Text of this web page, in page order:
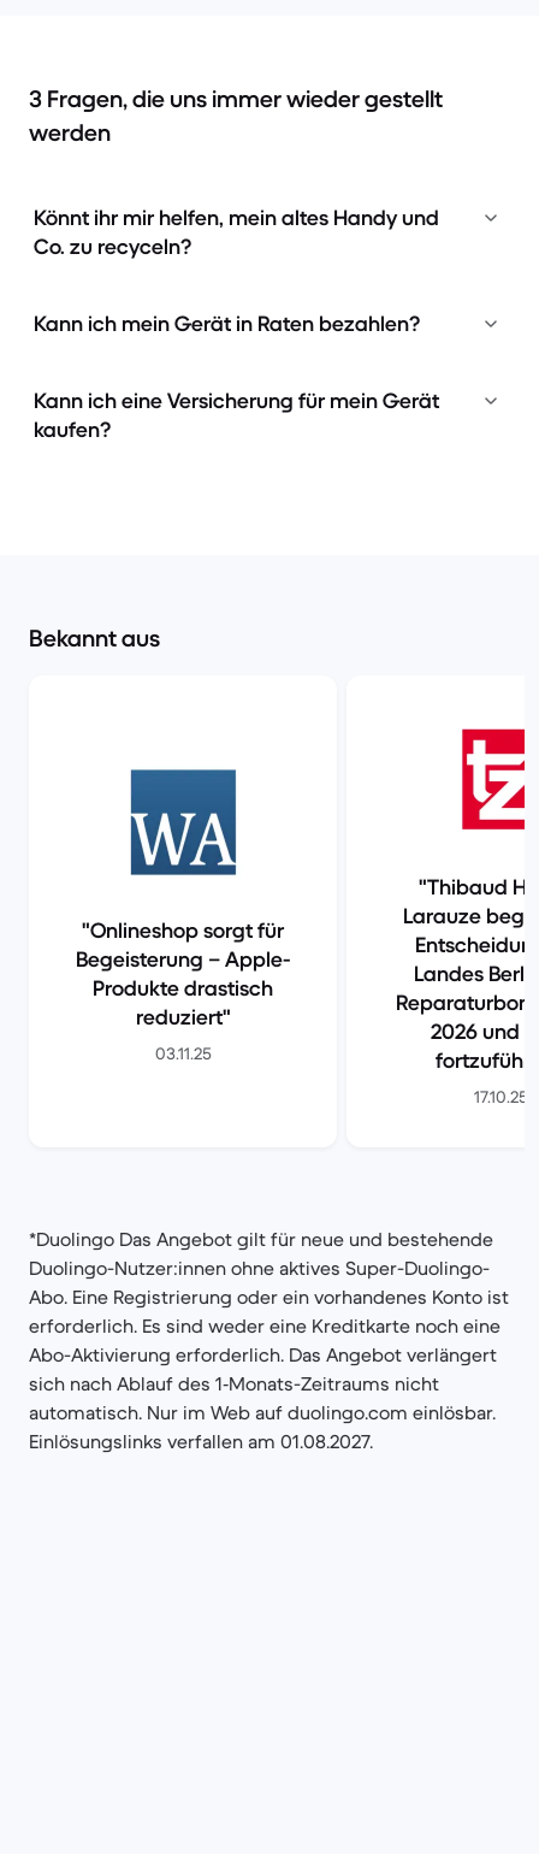
3 Fragen, die uns immer wieder gestellt
werden
Könnt ihr mir helfen, mein altes Handy und
Co. zu recyceln?
Kann ich mein Gerät in Raten bezahlen?
Kann ich eine Versicherung für mein Gerät
kaufen?
Bekannt aus
Onlineshop sorgt für
Begeisterung – Apple-
Produkte drastisch
reduziert
03.11.25
Thibaud
Larauze
Landes
2026 und
17.10.25
*Duolingo Das Angebot gilt für neue und bestehende
Duolingo-Nutzer:innen ohne aktives Super-Duolingo-
Abo. Eine Registrierung oder ein vorhandenes Konto ist
erforderlich. Es sind weder eine Kreditkarte noch eine
Abo-Aktivierung erforderlich. Das Angebot verlängert
sich nach Ablauf des 1‑Monats-Zeitraums nicht
automatisch. Nur im Web auf duolingo.com einlösbar.
Einlösungslinks verfallen am 01.08.2027.